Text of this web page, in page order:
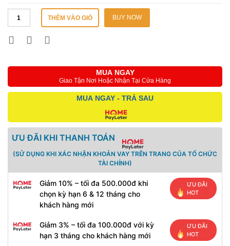
THÊM VÀO GIỎ BUY NOW
MUA NGAY
Giao Tận Nơi Hoặc Nhận Tại Cửa Hàng
MUA NGAY - TRẢ SAU
ƯU ĐÃI KHI THANH TOÁN
(SỬ DỤNG KHI XÁC NHẬN KHOẢN VAY TRÊN TRANG CỦA TỔ CHỨC
TÀI CHÍNH)
Giảm 10% – tối đa 500.000đ khi
chọn kỳ hạn 6 & 12 tháng cho
khách hàng mới
ƯU ĐÃI
HOT
Giảm 3% – tối đa 100.000đ với kỳ
hạn 3 tháng cho khách hàng mới
ƯU ĐÃI
HOT